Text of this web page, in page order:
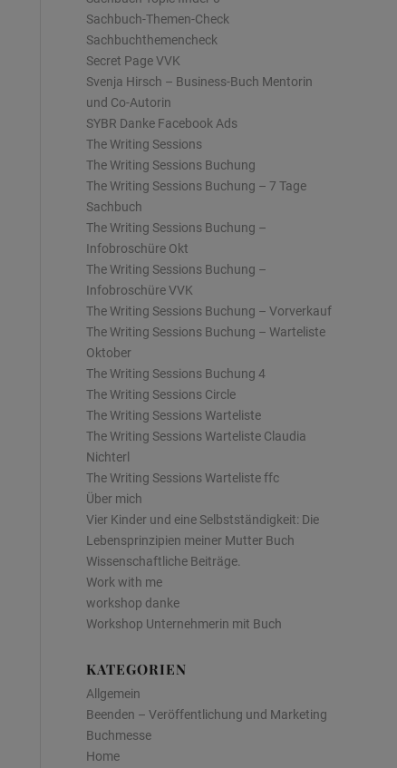
Sachbuch-Themen-Check
Sachbuchthemencheck
Secret Page VVK
Svenja Hirsch – Business-Buch Mentorin
und Co-Autorin
SYBR Danke Facebook Ads
The Writing Sessions
The Writing Sessions Buchung
The Writing Sessions Buchung – 7 Tage
Sachbuch
The Writing Sessions Buchung –
Infobroschüre Okt
The Writing Sessions Buchung –
Infobroschüre VVK
The Writing Sessions Buchung – Vorverkauf
The Writing Sessions Buchung – Warteliste
Oktober
The Writing Sessions Buchung 4
The Writing Sessions Circle
The Writing Sessions Warteliste
The Writing Sessions Warteliste Claudia
Nichterl
The Writing Sessions Warteliste ffc
Über mich
Vier Kinder und eine Selbstständigkeit: Die
Lebensprinzipien meiner Mutter Buch
Wissenschaftliche Beiträge.
Work with me
workshop danke
Workshop Unternehmerin mit Buch
KATEGORIEN
Allgemein
Beenden – Veröffentlichung und Marketing
Buchmesse
Home